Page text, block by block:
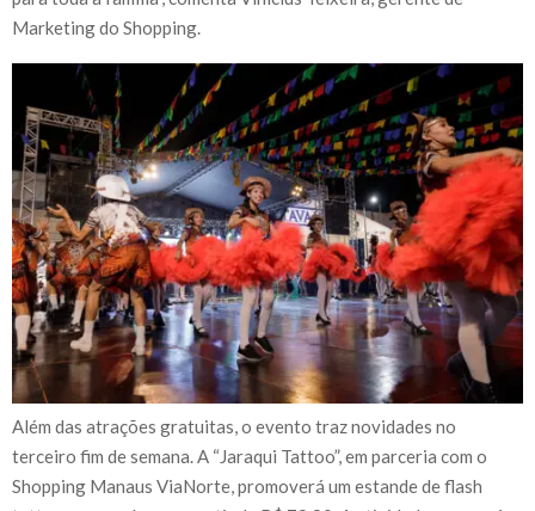
Marketing do Shopping.
Além das atrações gratuitas, o evento traz novidades no
terceiro fim de semana. A “Jaraqui Tattoo”, em parceria com o
Shopping Manaus ViaNorte, promoverá um estande de flash